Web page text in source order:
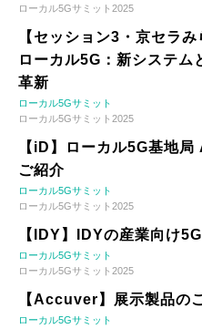
ローカル5Gサミット2025
【セッション3・京セラ
ローカル5G：新システム
革新
ローカル5Gサミット
ローカル5Gサミット2025
【iD】ローカル5G基地
ご紹介
ローカル5Gサミット
ローカル5Gサミット2025
【IDY】IDYの産業向け
ローカル5Gサミット
ローカル5Gサミット2025
【Accuver】展示製品の
ローカル5Gサミット